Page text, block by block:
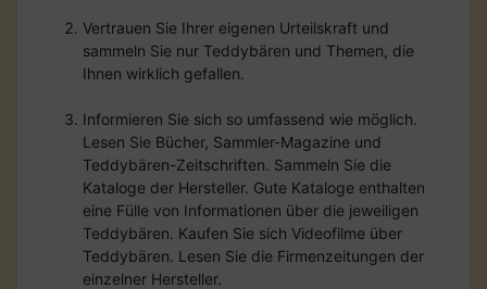
Vertrauen Sie Ihrer eigenen Urteilskraft und
sammeln Sie nur Teddybären und Themen, die
Ihnen wirklich gefallen.
Informieren Sie sich so umfassend wie möglich.
Lesen Sie Bücher, Sammler-Magazine und
Teddybären-Zeitschriften. Sammeln Sie die
Kataloge der Hersteller. Gute Kataloge enthalten
eine Fülle von Informationen über die jeweiligen
Teddybären. Kaufen Sie sich Videofilme über
Teddybären. Lesen Sie die Firmenzeitungen der
einzelner Hersteller.